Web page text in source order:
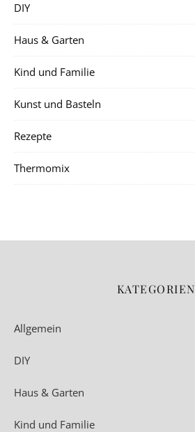
DIY
Haus & Garten
Kind und Familie
Kunst und Basteln
Rezepte
Thermomix
KATEGORIEN
Allgemein
DIY
Haus & Garten
Kind und Familie